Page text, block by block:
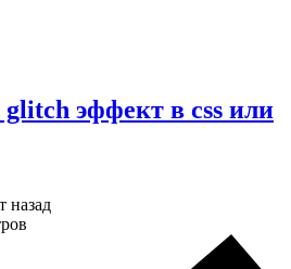
glitch эффект в css или
назад